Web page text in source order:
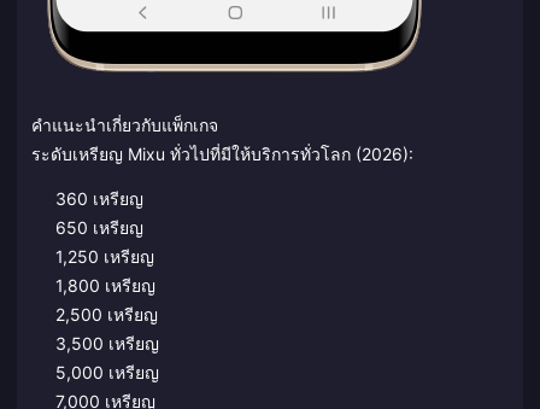
คำแนะนำเกี่ยวกับแพ็กเกจ
ระดับเหรียญ Mixu ทั่วไปที่มีให้บริการทั่วโลก (2026):
360 เหรียญ
650 เหรียญ
1,250 เหรียญ
1,800 เหรียญ
2,500 เหรียญ
3,500 เหรียญ
5,000 เหรียญ
7,000 เหรียญ